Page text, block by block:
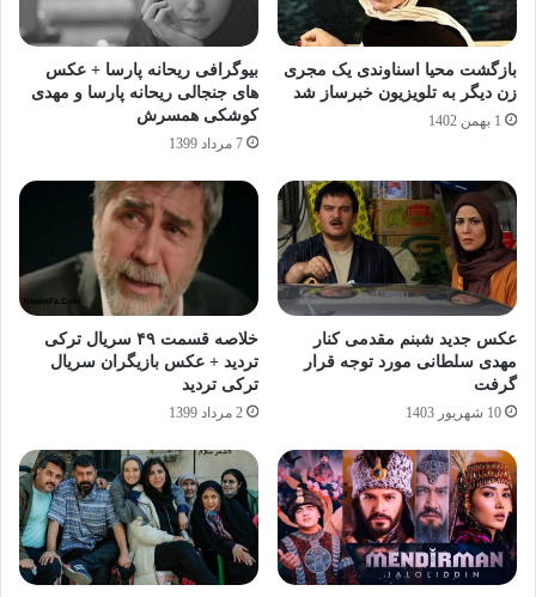
بازگشت محیا اسناوندی یک مجری
زن دیگر به تلویزیون خبرساز شد
1 بهمن 1402
بیوگرافی ریحانه پارسا + عکس
های جنجالی ریحانه پارسا و مهدی
کوشکی همسرش
7 مرداد 1399
عکس جدید شبنم مقدمی کنار
مهدی سلطانی مورد توجه قرار
گرفت
10 شهریور 1403
خلاصه قسمت ۴۹ سریال ترکی
تردید + عکس بازیگران سریال
ترکی تردید
2 مرداد 1399